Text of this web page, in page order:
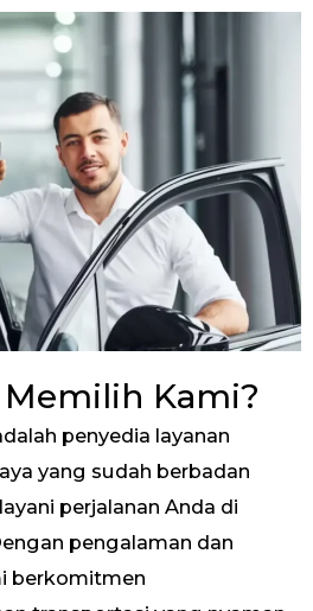
Kami?
penyedia layanan
yang sudah berbadan
perjalanan Anda di
pengalaman dan
berkomitmen